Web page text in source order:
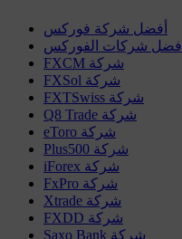
أفضل شركة فوركس
افضل شركات الفوركس
FXCM شركة
FXSol شركة
FXTSwiss شركة
Q8 Trade شركة
eToro شركة
Plus500 شركة
iForex شركة
FxPro شركة
Xtrade شركة
FXDD شركة
Saxo Bank شركة